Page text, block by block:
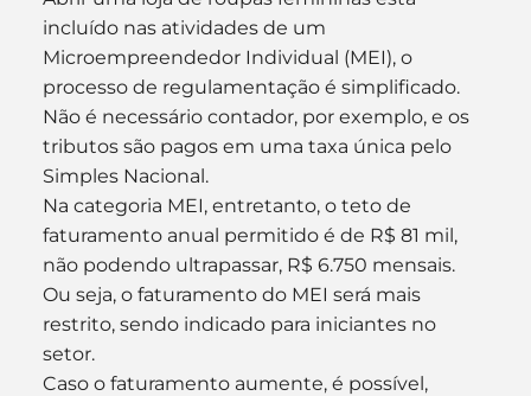
incluído nas atividades de um
Microempreendedor Individual (MEI), o
processo de regulamentação é simplificado.
Não é necessário contador, por exemplo, e os
tributos são pagos em uma taxa única pelo
Simples Nacional.
Na categoria MEI, entretanto, o teto de
faturamento anual permitido é de R$ 81 mil,
não podendo ultrapassar, R$ 6.750 mensais.
Ou seja, o faturamento do MEI será mais
restrito, sendo indicado para iniciantes no
setor.
Caso o faturamento aumente, é possível,